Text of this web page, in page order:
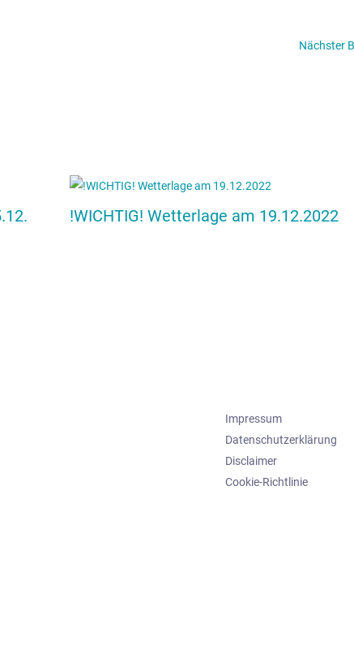
Nächster
!WICHTIG! Wetterlage am 19.12.2022
Impressum
Datenschutzerklärung
Disclaimer
Cookie-Richtlinie